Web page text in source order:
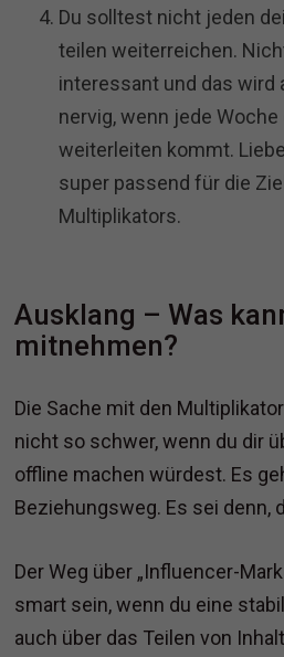
Du solltest nicht jeden
teilen weiterreichen.
interessant und das wird
nervig, wenn jede
weiterleiten kommt.
super passend für die
Multiplikators.
Ausklang – Was
mitnehmen?
Die Sache mit den
nicht so schwer, wenn du dir
offline machen würdest. Es
Beziehungsweg. Es sei denn,
Der Weg über „Influencer-
smart sein, wenn du eine
auch über das Teilen von